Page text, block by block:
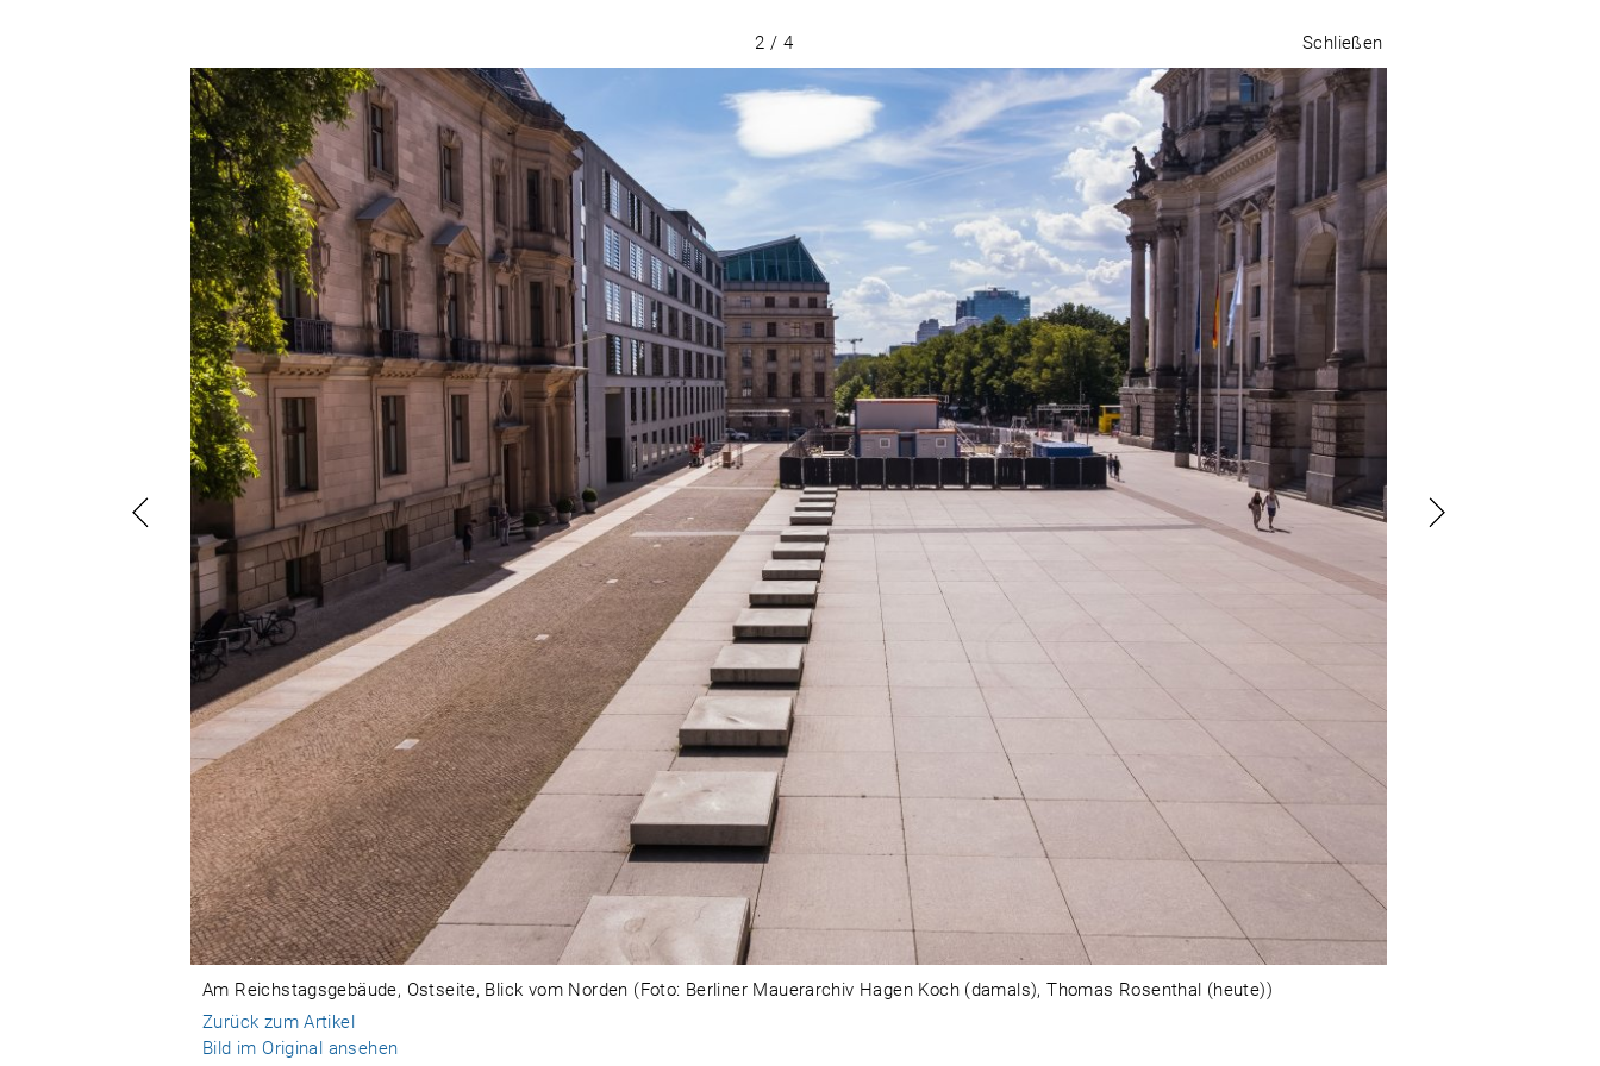
2 / 4 Schließen
Am Reichstagsgebäude, Ostseite, Blick vom Norden (Foto: Berliner Mauerarchiv Hagen Koch (damals), Thomas Rosenthal (heute))
Zurück zum Artikel
Bild im Original ansehen